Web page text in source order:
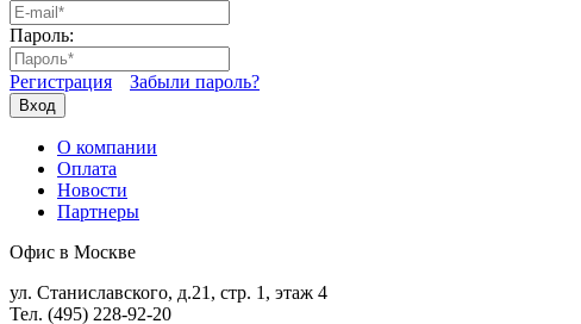
Пароль:
Регистрация Забыли пароль?
Вход
О компании
Оплата
Новости
Партнеры
Офис в Москве
ул. Станиславского, д.21, стр. 1, этаж 4
Тел. (495) 228-92-20